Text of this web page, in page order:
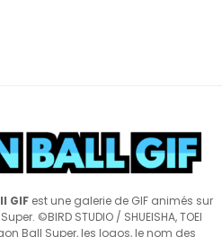
GIFest une galerie de GIF animés sur
©BIRD STUDIO / SHUEISHA, TOEI
Ball Super, les logos, le nom des